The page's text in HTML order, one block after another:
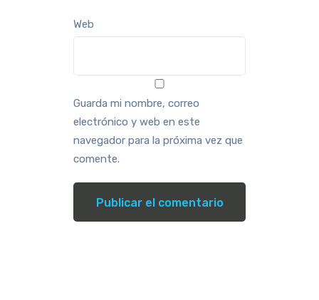
Web
Guarda mi nombre, correo
electrónico y web en este
navegador para la próxima vez que
comente.